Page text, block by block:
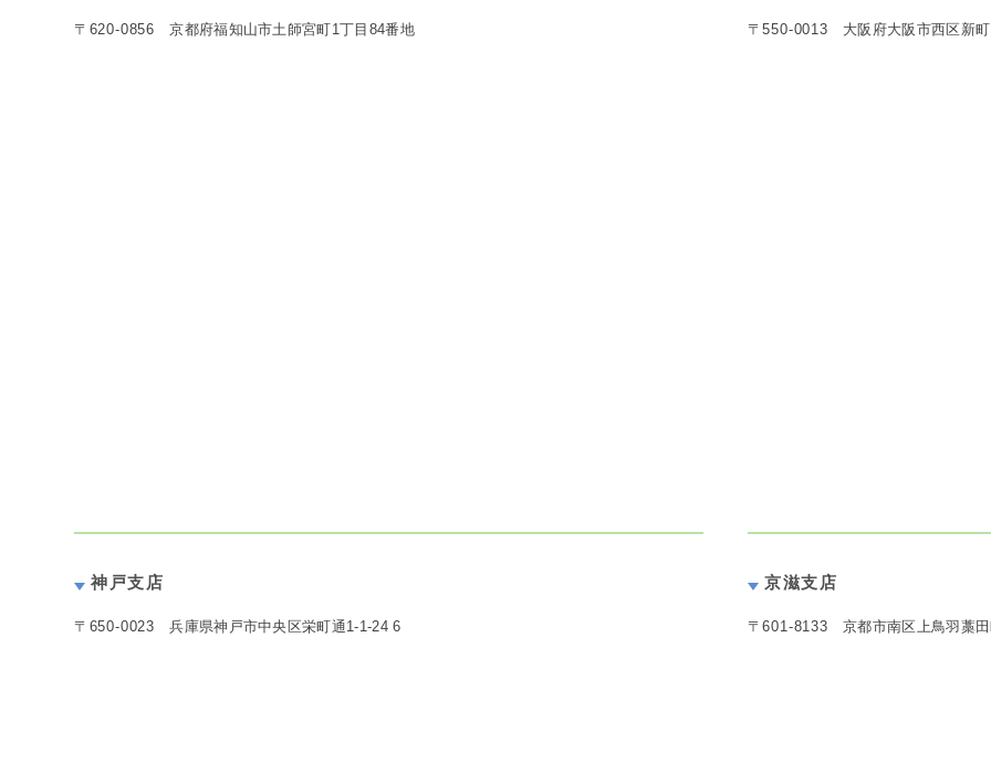
〒 620-0856 京都府福知山市土師宮町1丁目84番地 〒550-0013 大阪府大阪市西区新
神戸支店
〒 650-0023 兵庫県神戸市中央区栄町通1-1-24 6
京滋支店
〒601-8133 京都市南区上鳥羽藁